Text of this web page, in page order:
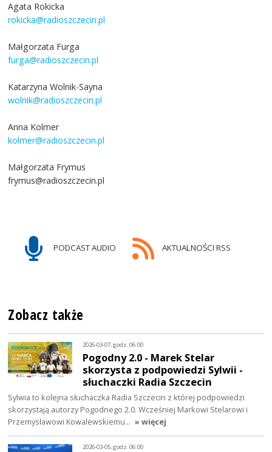
Agata Rokicka
rokicka@radioszczecin.pl
Małgorzata Furga
furga@radioszczecin.pl
Katarzyna Wolnik-Sayna
wolnik@radioszczecin.pl
Anna Kolmer
kolmer@radioszczecin.pl
Małgorzata Frymus
frymus@radioszczecin.pl
PODCAST AUDIO AKTUALNOŚCI RSS
Zobacz także
2026-03-07, godz. 06:00
Pogodny 2.0 - Marek Stelar
skorzysta z podpowiedzi Sylwii -
słuchaczki Radia Szczecin
Sylwia to kolejna słuchaczka Radia Szczecin z której podpowiedzi
skorzystają autorzy Pogodnego 2.0. Wcześniej Markowi Stelarowi i
Przemysławowi Kowalewskiemu… » więcej
2026-03-05, godz. 06:00